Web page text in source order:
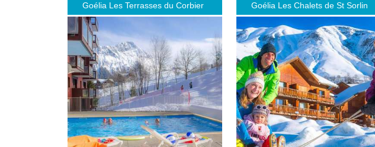
Goélia Les Terrasses du Corbier
Goélia Les Chalets de St Sorlin